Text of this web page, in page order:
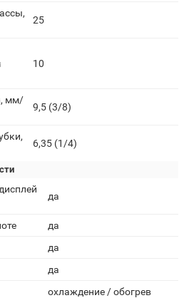
25
10
мм/
9,5 (3/8)
6,35 (1/4)
да
да
да
да
охлаждение / обогрев